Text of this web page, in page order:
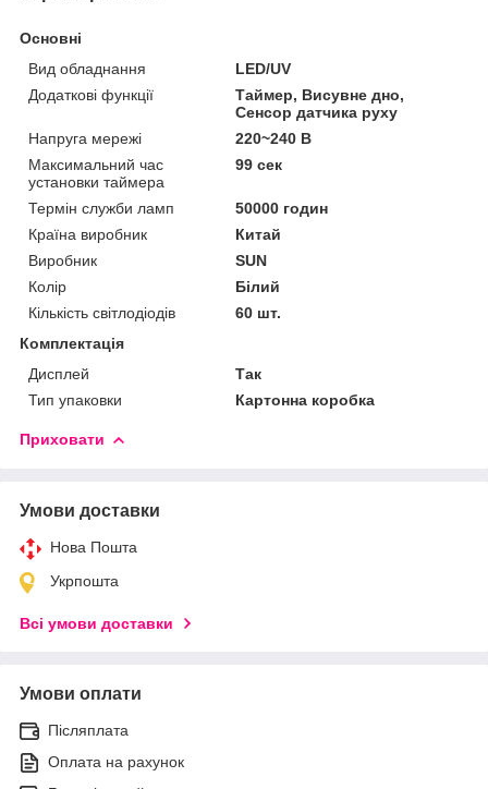
Основні
Вид обладнання
LED/UV
Додаткові функції
Таймер, Висувне дно,
Сенсор датчика руху
Напруга мережі
220~240 В
Максимальний час
установки таймера
99 сек
Термін служби ламп
50000 годин
Країна виробник
Китай
Виробник
SUN
Колір
Білий
Кількість світлодіодів
60 шт.
Комплектація
Дисплей
Так
Тип упаковки
Картонна коробка
Приховати
Умови доставки
Нова Пошта
Укрпошта
Всі умови доставки
Умови оплати
Післяплата
Оплата на рахунок